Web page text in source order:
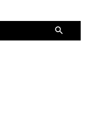
Buscar